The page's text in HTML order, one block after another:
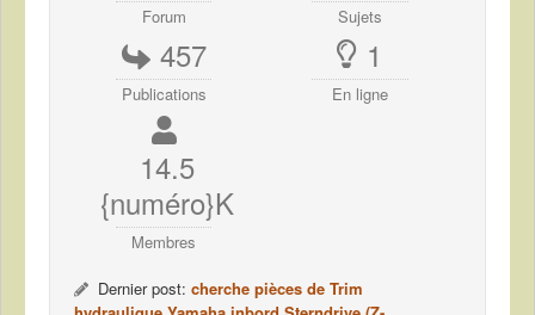
Forum Sujets
457
Publications
1
En ligne
14.5
{numéro}K
Membres
Dernier post: cherche pièces de Trim